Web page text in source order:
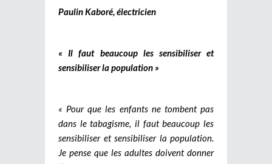
Paulin Kaboré, électricien
« Il faut beaucoup les sensibiliser et
sensibiliser la population »
« Pour que les enfants ne tombent pas
dans le tabagisme, il faut beaucoup les
sensibiliser et sensibiliser la population.
Je pense que les adultes doivent donner